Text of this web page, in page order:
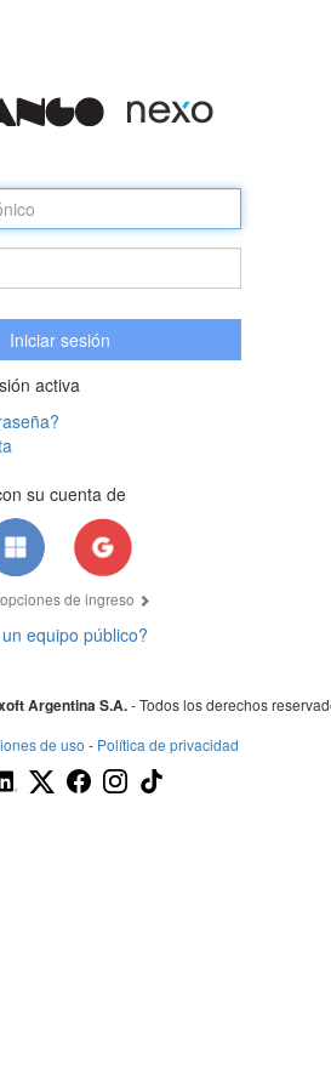
activa
su cuenta de
de ingreso
equipo público?
Argentina S.A.- Todos los derechos
de uso - Política de privacidad